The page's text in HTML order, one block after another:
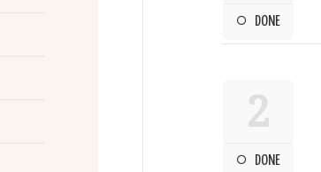
DONE
2
DONE